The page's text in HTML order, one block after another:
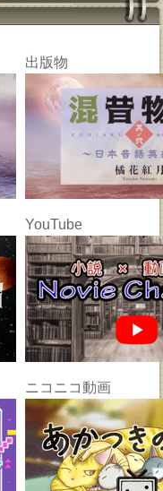
出版物
YouTube
ニコニコ動画